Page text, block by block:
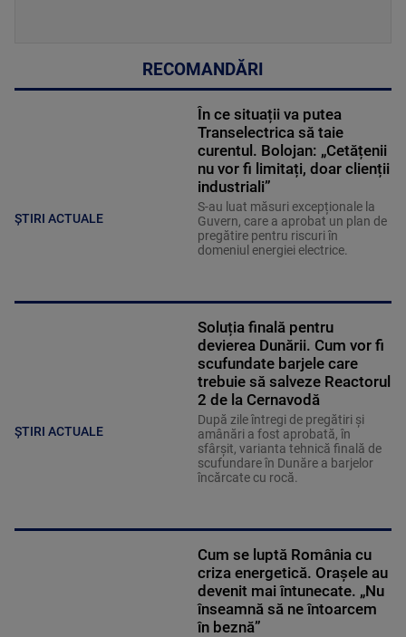
RECOMANDĂRI
ȘTIRI ACTUALE
În ce situații va putea
Transelectrica să taie
curentul. Bolojan: „Cetățenii
nu vor fi limitați, doar clienții
industriali”
S-au luat măsuri excepționale la
Guvern, care a aprobat un plan de
pregătire pentru riscuri în
domeniul energiei electrice.
ȘTIRI ACTUALE
Soluția finală pentru
devierea Dunării. Cum vor fi
scufundate barjele care
trebuie să salveze Reactorul
2 de la Cernavodă
După zile întregi de pregătiri și
amânări a fost aprobată, în
sfârșit, varianta tehnică finală de
scufundare în Dunăre a barjelor
încărcate cu rocă.
Cum se luptă România cu
criza energetică. Orașele au
devenit mai întunecate. „Nu
înseamnă să ne întoarcem
în beznă”